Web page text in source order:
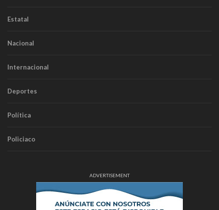
Estatal
Nacional
Internacional
Deportes
Política
Policiaco
ADVERTISEMENT